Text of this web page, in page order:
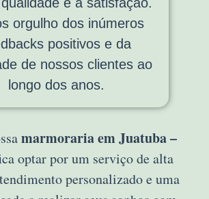
orgulho dos inúmeros
positivos e da
de nossos clientes ao
longo dos anos.
marmoraria em Juatuba –
optar por um serviço de alta
personalizado e uma